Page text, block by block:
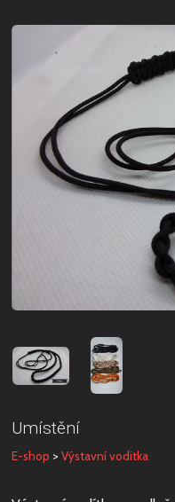
Umístění
E-shop > Výstavní voditka